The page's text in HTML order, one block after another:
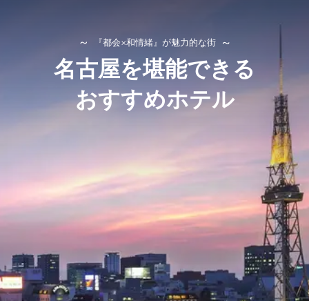
名古屋を堪能できる
おすすめホテル
『都会×和情緒』が魅力的な街